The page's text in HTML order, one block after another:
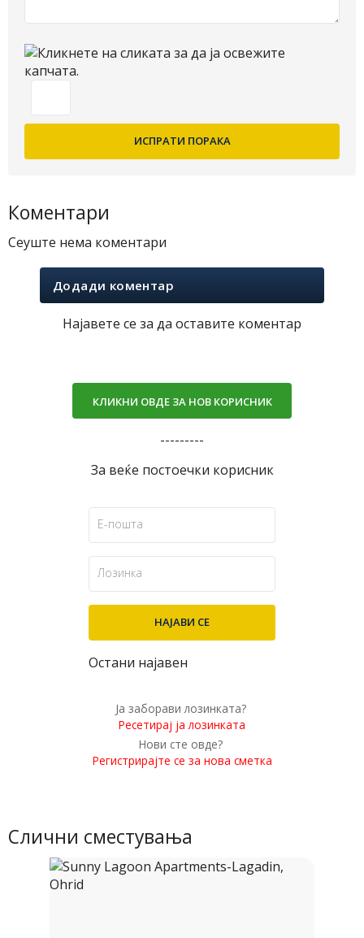
Слични сместувања
Коментари
Сеуште нема коментари
Додади коментар
Најавете се за да оставите коментар
КЛИКНИ ОВДЕ ЗА НОВ КОРИСНИК
---------
За веќе постоечки корисник
Остани најавен
Ја заборави лозинката?
Ресетирај ја лозинката
Нови сте овде?
Регистрирајте се за нова сметка